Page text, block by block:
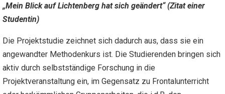
„Mein Blick auf Lichtenberg hat sich geändert“ (Zitat einer
Studentin)
Die Projektstudie zeichnet sich dadurch aus, dass sie ein
angewandter Methodenkurs ist. Die Studierenden bringen sich
aktiv durch selbstständige Forschung in die
Projektveranstaltung ein, im Gegensatz zu Frontalunterricht